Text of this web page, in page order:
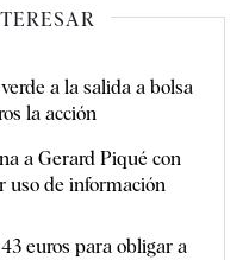
a la salida a bolsa
la acción
a Gerard Piqué con
uso de información
euros para obligar a